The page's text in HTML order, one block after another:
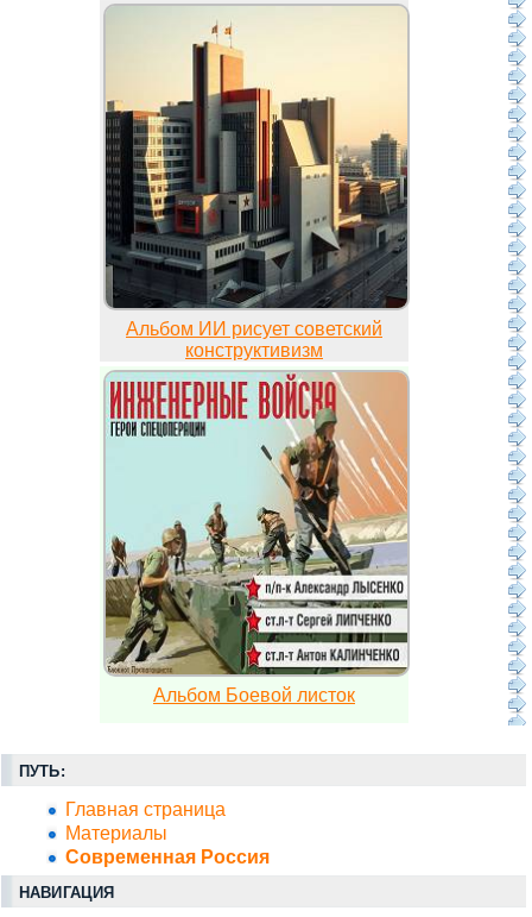
Альбом ИИ рисует советский
конструктивизм
Альбом Боевой листок
ПУТЬ:
Главная страница
Материалы
Современная Россия
НАВИГАЦИЯ